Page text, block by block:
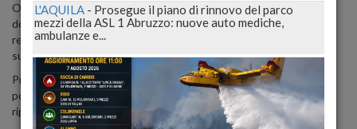
Originario di Castiglione Messer Marino (Chieti), quattro giorni
dopo il suo trasferimento a Vasto dal carcere di Parma - dove era
recluso per un tentativo di rapina - il giovane aveva tentato il
suicidio ed era stato immediatamente soccorso.
Prima trasportato all'ospedale di Termoli (Campobasso), era stato
poi trasferito nel nosocomio di Vasto dove, però, non aveva mai
ripreso conoscenza.
L'AQUILA - Prosegue il piano di rinnovo del parco
mezzi della ASL 1 Abruzzo: nuove auto mediche,
ambulanze e...